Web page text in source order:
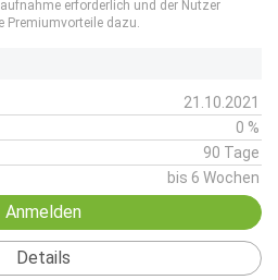
erforderlich und der Nutzer
Premiumvorteile dazu.
21.10.2021
0 %
90 Tage
bis 6 Wochen
Anmelden
Details